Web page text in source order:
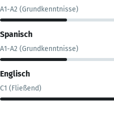
A1-A2 (Grundkenntnisse)
Spanisch
A1-A2 (Grundkenntnisse)
Englisch
C1 (Fließend)